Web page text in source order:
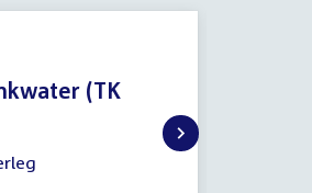
(TK